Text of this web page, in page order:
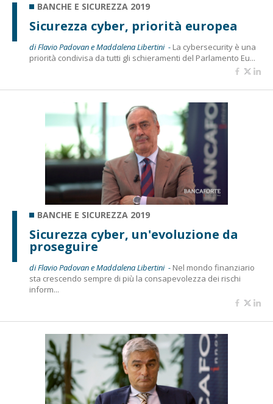
BANCHE E SICUREZZA 2019
Sicurezza cyber, priorità europea
di Flavio Padovan e Maddalena Libertini - La cybersecurity è una
priorità condivisa da tutti gli schieramenti del Parlamento Eu...
BANCHE E SICUREZZA 2019
Sicurezza cyber, un'evoluzione da
proseguire
di Flavio Padovan e Maddalena Libertini - Nel mondo finanziario
sta crescendo sempre di più la consapevolezza dei rischi
inform...